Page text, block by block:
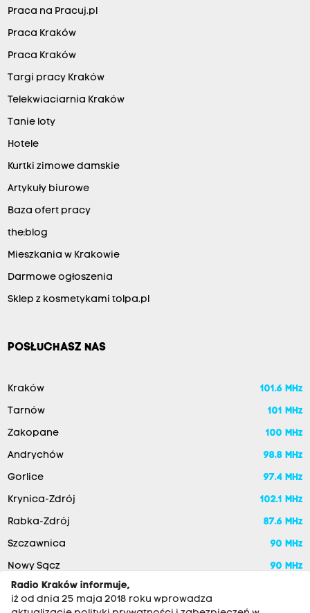
Praca na Pracuj.pl
Praca Kraków
Praca Kraków
Targi pracy Kraków
Telekwiaciarnia Kraków
Tanie loty
Hotele
Kurtki zimowe damskie
Artykuły biurowe
Baza ofert pracy
the:blog
Mieszkania w Krakowie
Darmowe ogłoszenia
Sklep z kosmetykami tolpa.pl
POSŁUCHASZ NAS
Kraków 101.6 MHz
Tarnów 101 MHz
Zakopane 100 MHz
Andrychów 98.8 MHz
Gorlice 97.4 MHz
Krynica-Zdrój 102.1 MHz
Rabka-Zdrój 87.6 MHz
Szczawnica 90 MHz
Nowy Sącz
90 MHz
Radio Kraków informuje,
iż od dnia 25 maja 2018 roku wprowadza